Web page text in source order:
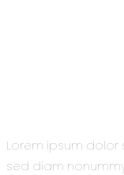
Lorem ipsum dolor
sed diam